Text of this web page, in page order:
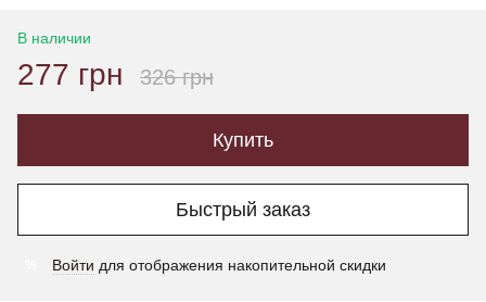
В наличии
277 грн 326 грн
Купить
Быстрый заказ
Войти для отображения накопительной скидки